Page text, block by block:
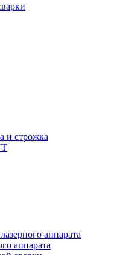
и строжка
аппарата
аппарата